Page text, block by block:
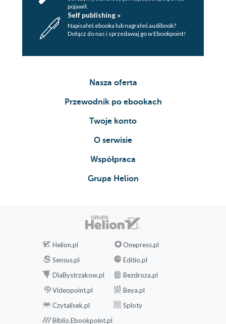
pojawił.
Self publishing »
Napisałeś ebooka lub nagrałeś audibook?
Dołącz do nas i sprzedawaj go w Ebookpoint!
Nasza oferta
Przewodnik po ebookach
Twoje konto
O serwisie
Współpraca
Grupa Helion
Helion.pl
Onepress.pl
Sensus.pl
Editio.pl
DlaBystrzakow.pl
Bezdroza.pl
Videopoint.pl
Beya.pl
Czytalisek.pl
Sploty
Biblio.Ebookpoint.pl